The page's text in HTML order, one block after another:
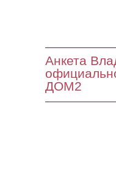
Анкета
ДОМ2